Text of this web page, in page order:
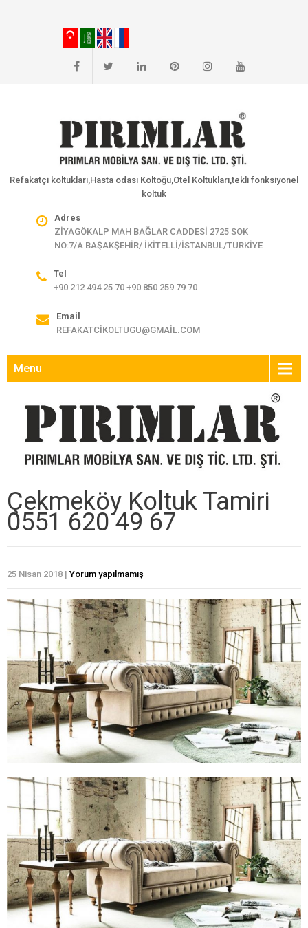
Refakatçi koltukları,Hasta odası Koltoğu,Otel Koltukları,tekli fonksiyonel
koltuk
Adres
ZİYAGÖKALP MAH BAĞLAR CADDESİ 2725 SOK
NO:7/A BAŞAKŞEHİR/ İKİTELLİ/İSTANBUL/TÜRKİYE
Tel
+90 212 494 25 70 +90 850 259 79 70
Email
REFAKATCIKOLTUGU@GMAIL.COM
Menu
Çekmeköy Koltuk Tamiri
0551 620 49 67
25 Nisan 2018 | Yorum yapılmamış